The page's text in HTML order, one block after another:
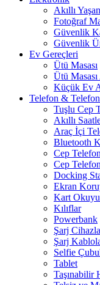
Akıllı
Fotoğraf
Güvenlik
Güvenlik
Ev Gereçleri
Ütü Masası
Ütü Masası
Küçük Ev
Telefon & Telefon
Tuşlu Cep
Akıllı
Araç İçi
Bluetooth
Cep
Cep
Docking
Ekran
Kart
Kılıflar
Powerbank
Şarj
Şarj
Selfie
Tablet
Taşınabilir